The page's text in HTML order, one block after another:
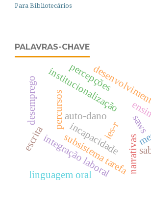
Para Bibliotecários
PALAVRAS-CHAVE
auto-dano
institucionalização
percursos
percepções
narrativas
subsistema tarefa
saws
integração laboral
incapacidade
escrita
linguagem oral
ies-r
desemprego